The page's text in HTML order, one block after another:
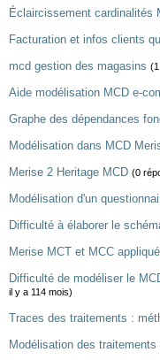
Éclaircissement cardinalités
Facturation et infos clients
mcd gestion des magasins
Aide modélisation MCD e-
Graphe des dépendances
Modélisation dans MCD
Merise 2 Heritage MCD (0
Modélisation d'un
Difficulté à élaborer le
Merise MCT et MCC
Difficulté de modéliser le
il y a 114 mois)
Traces des traitements :
Modélisation des traitements